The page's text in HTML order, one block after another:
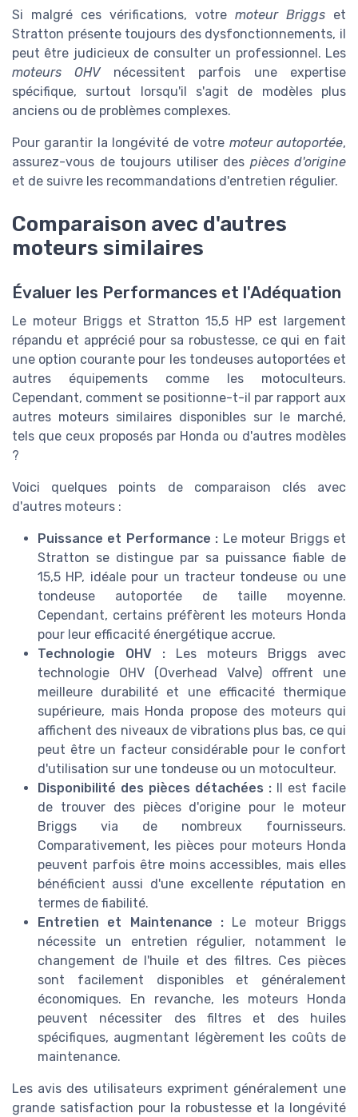
Si malgré ces vérifications, votre moteur Briggs et
Stratton présente toujours des dysfonctionnements, il
peut être judicieux de consulter un professionnel. Les
moteurs OHVnécessitent parfois une expertise
spécifique, surtout lorsqu'il s'agit de modèles plus
anciens ou de problèmes complexes.
Pour garantir la longévité de votre moteur autoportée,
assurez-vous de toujours utiliser des pièces d'origine
et de suivre les recommandations d'entretien régulier.
Comparaison avec d'autres
moteurs similaires
Évaluer les Performances et l'Adéquation
Le moteur Briggs et Stratton 15,5 HP est largement
répandu et apprécié pour sa robustesse, ce qui en fait
une option courante pour les tondeuses autoportées et
autres équipements comme les motoculteurs.
Cependant, comment se positionne-t-il par rapport aux
autres moteurs similaires disponibles sur le marché,
tels que ceux proposés par Honda ou d'autres modèles
?
Voici quelques points de comparaison clés avec
d'autres moteurs :
Puissance et Performance : Le moteur Briggs et
Stratton se distingue par sa puissance fiable de
15,5 HP, idéale pour un tracteur tondeuse ou une
tondeuse autoportée de taille moyenne.
Cependant, certains préfèrent les moteurs Honda
pour leur efficacité énergétique accrue.
Technologie OHV : Les moteurs Briggs avec
technologie OHV (Overhead Valve) offrent une
meilleure durabilité et une efficacité thermique
supérieure, mais Honda propose des moteurs qui
affichent des niveaux de vibrations plus bas, ce qui
peut être un facteur considérable pour le confort
d'utilisation sur une tondeuse ou un motoculteur.
Disponibilité des pièces détachées : Il est facile
de trouver des pièces d'origine pour le moteur
Briggs via de nombreux fournisseurs.
Comparativement, les pièces pour moteurs Honda
peuvent parfois être moins accessibles, mais elles
bénéficient aussi d'une excellente réputation en
termes de fiabilité.
Entretien et Maintenance : Le moteur Briggs
nécessite un entretien régulier, notamment le
changement de l'huile et des filtres. Ces pièces
sont facilement disponibles et généralement
économiques. En revanche, les moteurs Honda
peuvent nécessiter des filtres et des huiles
spécifiques, augmentant légèrement les coûts de
maintenance.
Les avis des utilisateurs expriment généralement une
grande satisfaction pour la robustesse et la longévité